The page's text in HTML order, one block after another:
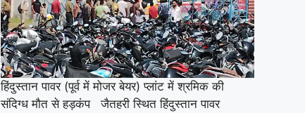
हिंदुस्तान पावर (पूर्व में मोजर बेयर) प्लांट में श्रमिक की
संदिग्ध मौत से हड़कंप जैतहरी स्थित हिंदुस्तान पावर